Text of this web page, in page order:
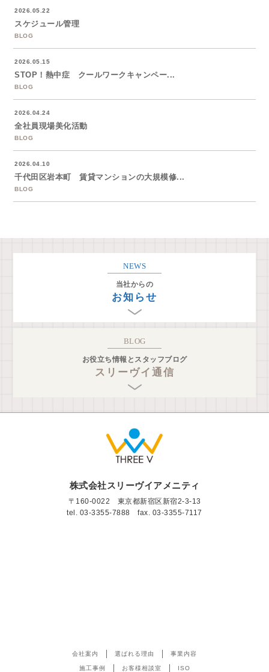
2026.05.22
スケジュール管理
BLOG
2026.05.15
STOP！熱中症 クールワークキャンペー...
BLOG
2026.04.24
全社員現場美化活動
BLOG
2026.04.10
千代田区岩本町 賃貸マンションの大規模修...
BLOG
NEWS
当社からの
お知らせ
BLOG
お役立ち情報とスタッフブログ
スリーヴイ通信
株式会社スリーヴイアメニティ
〒160-0022 東京都新宿区新宿2-3-13
tel. 03-3355-7888 fax. 03-3355-7117
会社案内 選ばれる理由 事業内容
施工事例 お客様相談室 ISO